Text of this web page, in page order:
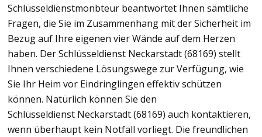
Schlüsseldienstmonbteur beantwortet Ihnen sämtliche
Fragen, die Sie im Zusammenhang mit der Sicherheit im
Bezug auf Ihre eigenen vier Wände auf dem Herzen
haben. Der Schlüsseldienst Neckarstadt (68169) stellt
Ihnen verschiedene Lösungswege zur Verfügung, wie
Sie Ihr Heim vor Eindringlingen effektiv schützen
können. Natürlich können Sie den
Schlüsseldienst Neckarstadt (68169) auch kontaktieren,
wenn überhaupt kein Notfall vorliegt. Die freundlichen